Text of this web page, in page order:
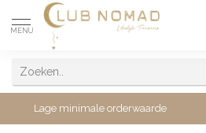
MENU
Lage minimale orderwaarde